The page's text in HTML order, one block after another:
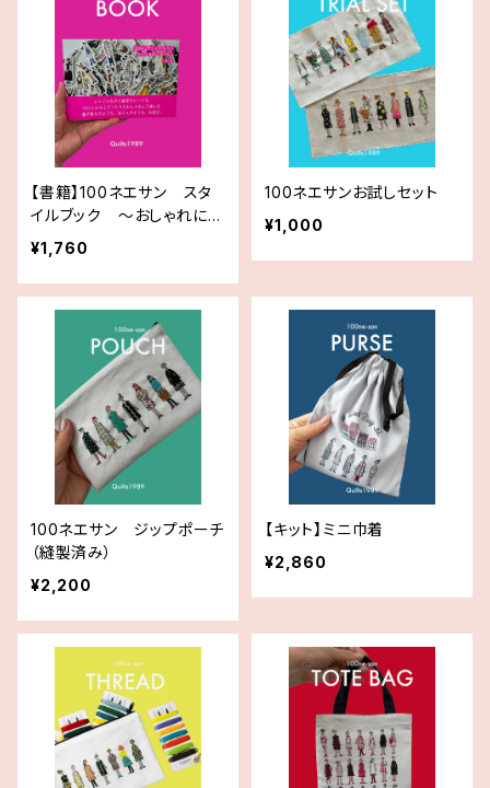
【書籍】100ネエサン スタ
イルブック 〜おしゃれに着
せ替えて遊ぶ布ぬりえ〜
¥1,760
100ネエサンお試しセット
¥1,000
100ネエサン ジップポーチ
（縫製済み）
¥2,200
【キット】ミニ巾着
¥2,860